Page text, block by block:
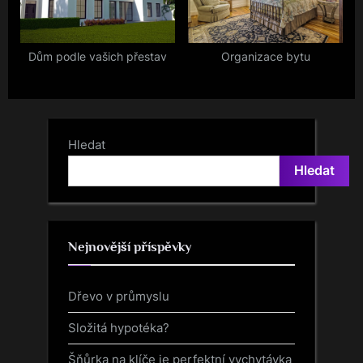
Dům podle vašich přestav Organizace bytu
Hledat
Hledat
Nejnovější příspěvky
Dřevo v průmyslu
Složitá hypotéka?
Šňůrka na klíče je perfektní vychytávka